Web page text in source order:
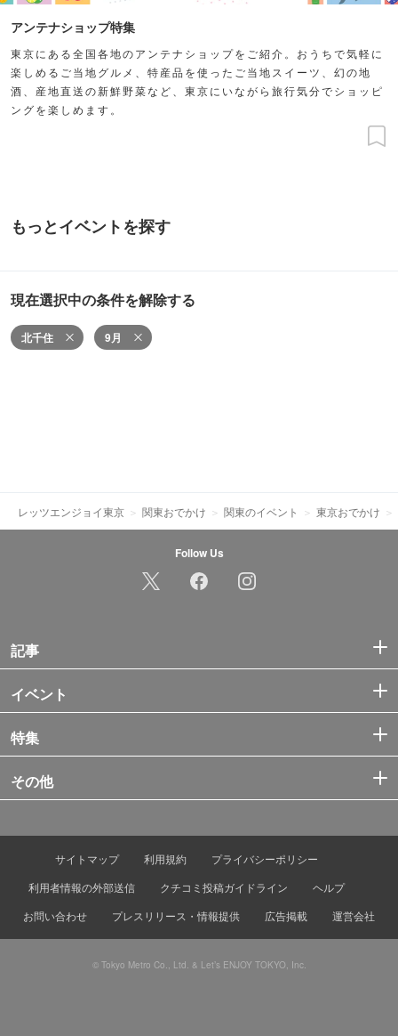
アンテナショップ特集
東京にある全国各地のアンテナショップをご紹介。おうちで気軽に
楽しめるご当地グルメ、特産品を使ったご当地スイーツ、幻の地
酒、産地直送の新鮮野菜など、東京にいながら旅行気分でショッピ
ングを楽しめます。
もっとイベントを探す
現在選択中の条件を解除する
北千住 9月
レッツエンジョイ東京 関東おでかけ 関東のイベント 東京おでかけ
Follow Us
記事
イベント
特集
その他
サイトマップ 利用規約
プライバシーポリシー
利用者情報の外部送信
クチコミ投稿ガイドライン
ヘルプ
お問い合わせ
プレスリリース・情報提供 広告掲載 運営会社
© Tokyo Metro Co., Ltd. & Let’s ENJOY TOKYO, Inc.